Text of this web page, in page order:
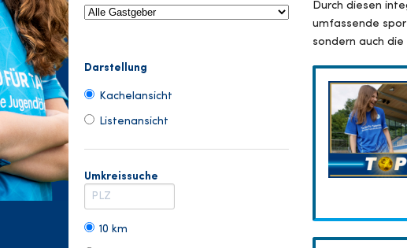
Darstellung
Kachelansicht
Listenansicht
Umkreissuche
10 km
Durch diesen
umfassende
sondern auch